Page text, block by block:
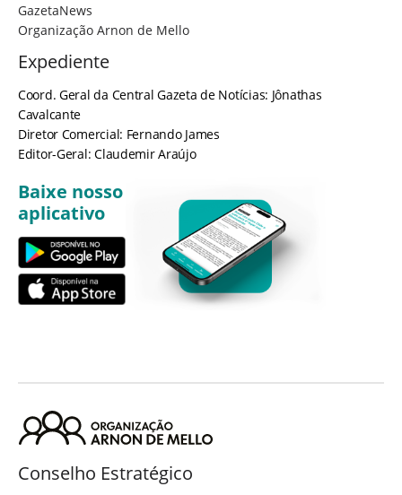
GazetaNews
Organização Arnon de Mello
Expediente
Coord. Geral da Central Gazeta de Notícias: Jônathas
Cavalcante
Diretor Comercial: Fernando James
Editor-Geral: Claudemir Araújo
Baixe nosso
aplicativo
Conselho Estratégico